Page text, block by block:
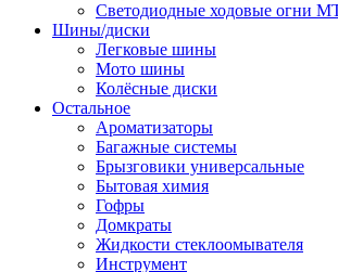
Светодиодные ходовые огни
Шины/диски
Легковые шины
Мото шины
Колёсные диски
Остальное
Ароматизаторы
Багажные системы
Брызговики универсальные
Бытовая химия
Гофры
Домкраты
Жидкости стеклоомывателя
Инструмент